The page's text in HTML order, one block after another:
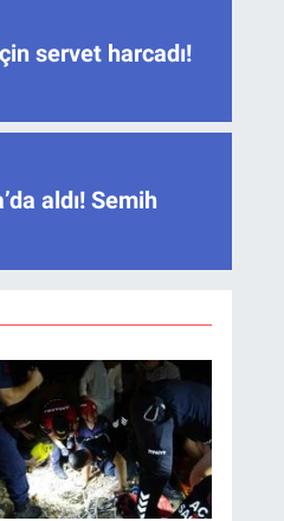
servet harcadı!
aldı! Semih